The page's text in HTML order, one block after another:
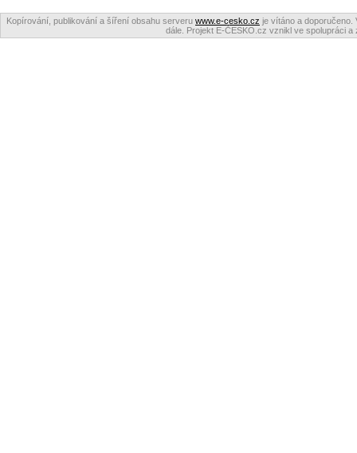
Kopírování, publikování a šíření obsahu serveru www.e-cesko.cz je vítáno a doporučeno.
dále. Projekt E-ČESKO.cz vznikl ve spolupráci